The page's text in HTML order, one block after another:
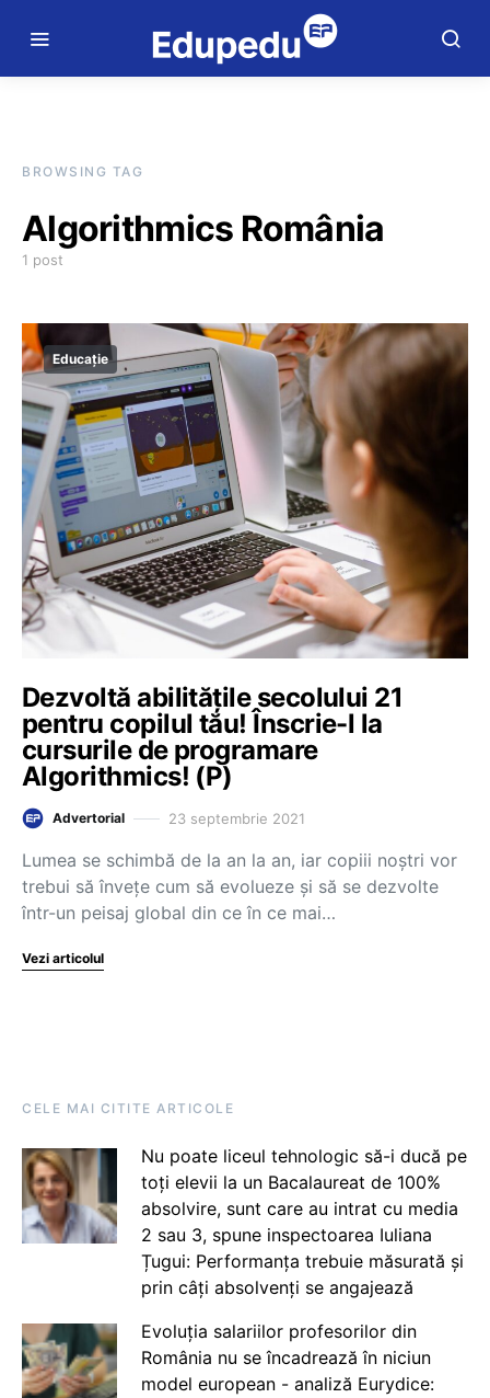
BROWSING TAG
Algorithmics România
1 post
Educație
Dezvoltă abilitățile secolului 21
pentru copilul tău! Înscrie-l la
cursurile de programare
Algorithmics! (P)
Advertorial 23 septembrie 2021
Lumea se schimbă de la an la an, iar copiii noștri vor
trebui să învețe cum să evolueze și să se dezvolte
într-un peisaj global din ce în ce mai…
Vezi articolul
CELE MAI CITITE ARTICOLE
Nu poate liceul tehnologic să-i ducă pe
toți elevii la un Bacalaureat de 100%
absolvire, sunt care au intrat cu media
2 sau 3, spune inspectoarea Iuliana
Țugui: Performanța trebuie măsurată și
prin câți absolvenți se angajează
Evoluția salariilor profesorilor din
România nu se încadrează în niciun
model european - analiză Eurydice: